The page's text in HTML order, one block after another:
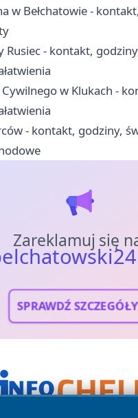
w Bełchatowie -
Rusiec - kontakt,
w Klukach -
- kontakt, godziny,
Zareklamuj się
SPRAWDŹ SZCZEGÓŁY